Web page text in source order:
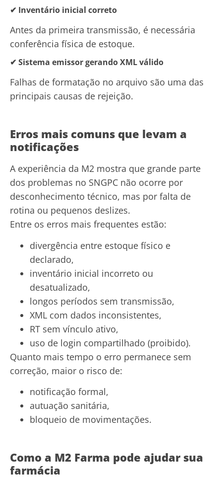
✔ Inventário inicial correto
Antes da primeira transmissão, é necessária
conferência física de estoque.
✔ Sistema emissor gerando XML válido
Falhas de formatação no arquivo são uma das
principais causas de rejeição.
Erros mais comuns que levam a
notificações
A experiência da M2 mostra que grande parte
dos problemas no SNGPC não ocorre por
desconhecimento técnico, mas por falta de
rotina ou pequenos deslizes.
Entre os erros mais frequentes estão:
divergência entre estoque físico e
declarado,
inventário inicial incorreto ou
desatualizado,
longos períodos sem transmissão,
XML com dados inconsistentes,
RT sem vínculo ativo,
uso de login compartilhado (proibido).
Quanto mais tempo o erro permanece sem
correção, maior o risco de:
notificação formal,
autuação sanitária,
bloqueio de movimentações.
Como a M2 Farma pode ajudar sua
farmácia